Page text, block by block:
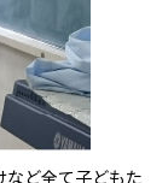
ど全て子どもた